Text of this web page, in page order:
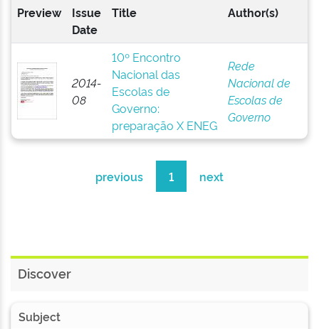
Preview
Issue
Date
Title Author(s)
2014-
08
10º Encontro
Nacional das
Escolas de
Governo:
preparação X ENEG
Rede
Nacional de
Escolas de
Governo
previous 1 next
Discover
Subject